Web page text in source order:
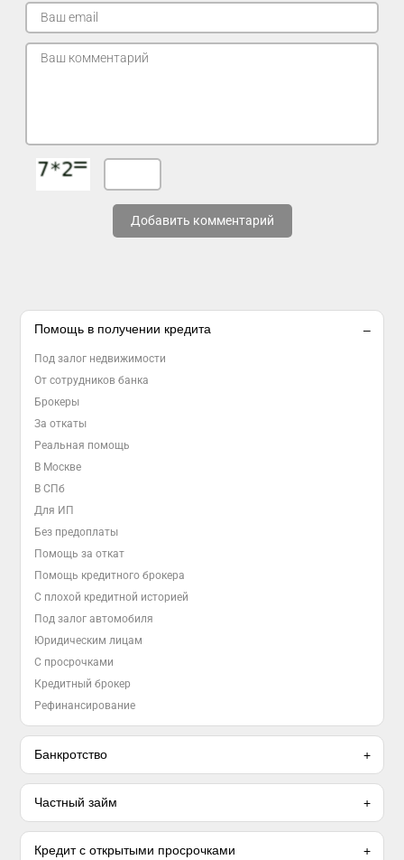
Добавить комментарий
Помощь в получении кредита
Под залог недвижимости
От сотрудников банка
Брокеры
За откаты
Реальная помощь
В Москве
В СПб
Для ИП
Без предоплаты
Помощь за откат
Помощь кредитного брокера
С плохой кредитной историей
Под залог автомобиля
Юридическим лицам
С просрочками
Кредитный брокер
Рефинансирование
Банкротство
Частный займ
Кредит с открытыми просрочками